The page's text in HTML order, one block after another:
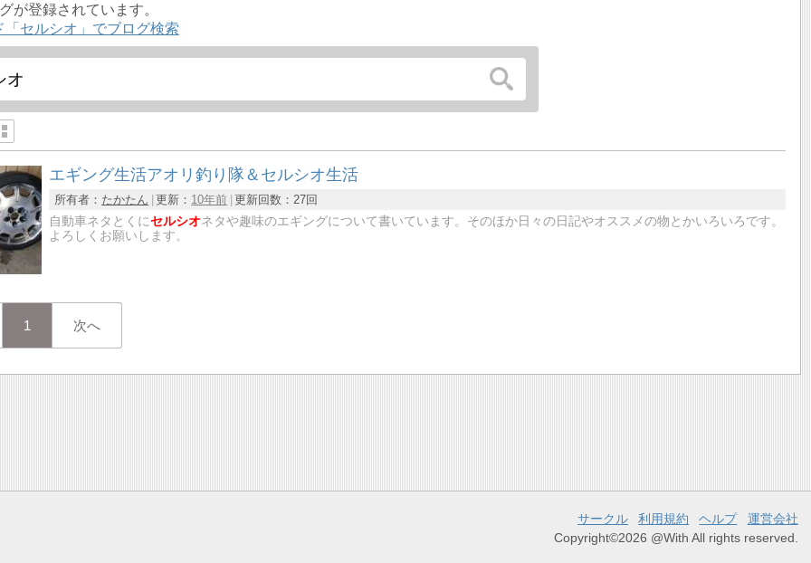
が登録されています。
「セルシオ」でブログ検索
エギング生活アオリ釣り隊＆セルシオ生活
所有者： たかたん 更新： 10年前 更新回数：27回
自動車ネタとくにセルシオネタや趣味のエギングについて書いています。そのほか日々の日記やオススメの物とかいろいろです。
よろしくお願いします。
1 次へ
サークル 利用規約 ヘルプ
運営会社
Copyright©2026 @With All rights reserved.